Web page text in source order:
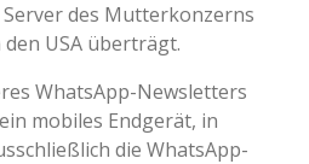
des Mutterkonzerns
USA überträgt.
WhatsApp-Newsletters
mobiles Endgerät, in
die WhatsApp-